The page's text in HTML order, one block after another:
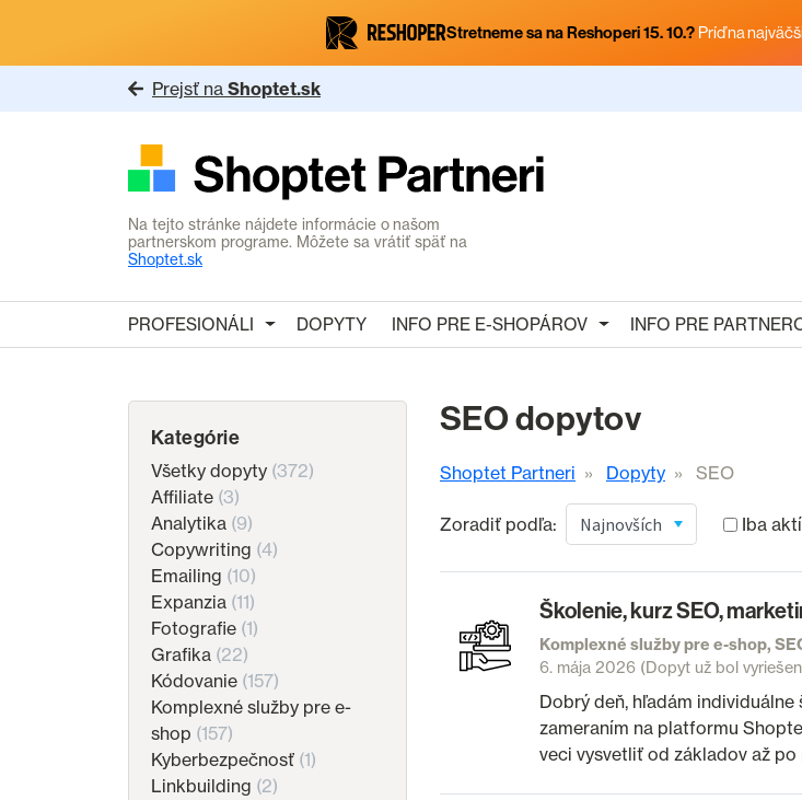
Stretneme sa na Reshoperi 15. 10.? Príď na
Prejsť na Shoptet.sk
Na tejto stránke nájdete informácie o našom
partnerskom programe. Môžete sa vrátiť späť na
Shoptet.sk
PROFESIONÁLI DOPYTY INFO PRE E-SHOPÁROV INFO PRE
Kategórie
Všetky dopyty (372)
Affiliate (3)
Analytika (9)
Copywriting (4)
Emailing (10)
Expanzia (11)
Fotografie (1)
Grafika (22)
Kódovanie (157)
Komplexné služby pre e-
shop (157)
Kyberbezpečnosť (1)
Linkbuilding (2)
SEO dopytov
Shoptet Partneri Dopyty SEO
Zoradiť podľa: Iba
Školenie, kurz SEO,
Komplexné služby pre e-shop,
6. mája 2026(Dopyt už bol
Dobrý deň, hľadám
zameraním na platformu
veci vysvetliť od základov až